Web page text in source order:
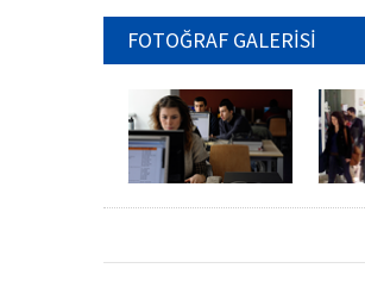
FOTOĞRAF GALERİSİ